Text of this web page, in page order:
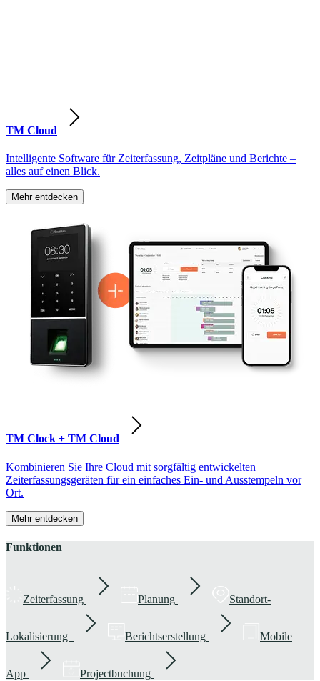
TM Cloud
Intelligente Software für Zeiterfassung, Zeitpläne und Berichte –
alles auf einen Blick.
Mehr entdecken
TM Clock + TM Cloud
Kombinieren Sie Ihre Cloud mit sorgfältig entwickelten
Zeiterfassungsgeräten für ein einfaches Ein- und Ausstempeln vor
Ort.
Mehr entdecken
Funktionen
Zeiterfassung Planung Standort-
Lokalisierung Berichtserstellung Mobile
App Projectbuchung